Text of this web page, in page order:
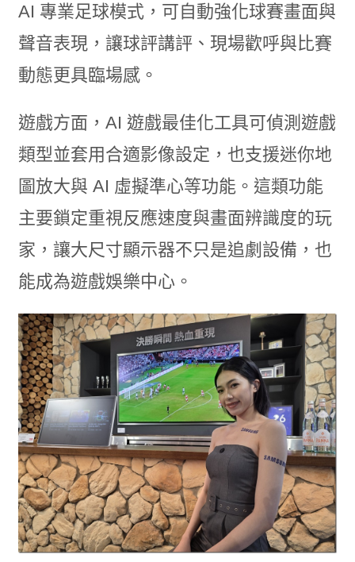
AI 專業足球模式，可自動強化球賽畫面與
聲音表現，讓球評講評、現場歡呼與比賽
動態更具臨場感。
遊戲方面，AI 遊戲最佳化工具可偵測遊戲
類型並套用合適影像設定，也支援迷你地
圖放大與 AI 虛擬準心等功能。這類功能
主要鎖定重視反應速度與畫面辨識度的玩
家，讓大尺寸顯示器不只是追劇設備，也
能成為遊戲娛樂中心。